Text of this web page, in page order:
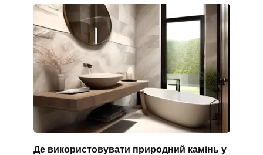
Де використовувати природний камінь у